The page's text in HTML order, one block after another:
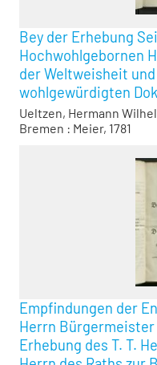
Bey der Erhebung
Hochwohlgebornen
der Weltweisheit
wohlgewürdigten
Bürgermeisterwürde
Weinmonats 1781
Ueltzen, Hermann
Bremen : Meier, 1781
Empfindungen der
Herrn
Erhebung des T. T.